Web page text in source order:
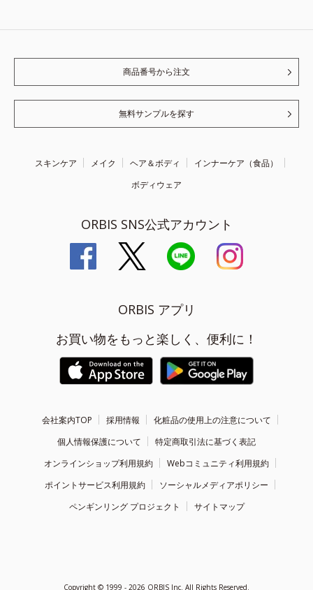
商品番号から注文
無料サンプルを探す
スキンケア メイク ヘア＆ボディ
インナーケア（食品）
ボディウェア
ORBIS SNS公式アカウント
ORBIS アプリ
お買い物をもっと楽しく、便利に！
会社案内TOP 採用情報
化粧品の使用上の注意について
個人情報保護について
特定商取引法に基づく表記
オンラインショップ利用規約
Webコミュニティ利用規約
ポイントサービス利用規約
ソーシャルメディアポリシー
ペンギンリング プロジェクト
サイトマップ
Copyright © 1999 - 2026 ORBIS Inc. All Rights Reserved.